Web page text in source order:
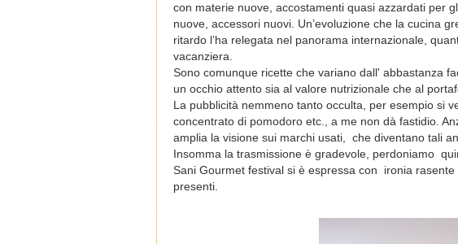
con materie nuove, accostamenti quasi azzardati per
nuove, accessori nuovi. Un’evoluzione che la cucina
ritardo l’ha relegata nel panorama internazionale,
vacanziera.
Sono comunque ricette che variano dall' abbastanza
un occhio attento sia al valore nutrizionale che al
La pubblicità nemmeno tanto occulta, per esempio si
concentrato di pomodoro etc., a me non dà fastidio.
amplia la visione sui marchi usati,
che diventano tali
Insomma la trasmissione è gradevole, perdoniamo
Sani Gourmet festival si è espressa con ironia
presenti.